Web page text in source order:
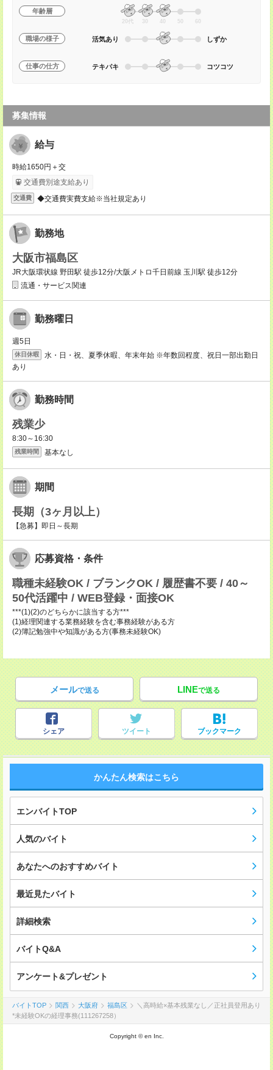
年齢層
20代 30 40 50 60
職場の様子 活気あり しずか
仕事の仕方 テキパキ コツコツ
募集情報
給与
時給1650円＋交
交通費別途支給あり
交通費 ◆交通費実費支給※当社規定あり
勤務地
大阪市福島区
JR大阪環状線 野田駅 徒歩12分/大阪メトロ千日前線 玉川駅 徒歩12分
流通・サービス関連
勤務曜日
週5日
休日休暇
水・日・祝、夏季休暇、年末年始 ※年数回程度、祝日一部出勤日
あり
勤務時間
残業少
8:30～16:30
残業時間 基本なし
期間
長期（3ヶ月以上）
【急募】即日～長期
応募資格・条件
職種未経験OK / ブランクOK / 履歴書不要 / 40～
50代活躍中 / WEB登録・面接OK
***(1)(2)のどちらかに該当する方***
(1)経理関連する業務経験を含む事務経験がある方
(2)簿記勉強中や知識がある方(事務未経験OK)
メールで送る LINEで送る
シェア ツイート ブックマーク
かんたん検索はこちら
エンバイトTOP
人気のバイト
あなたへのおすすめバイト
最近見たバイト
詳細検索
バイトQ&A
アンケート&プレゼント
バイトTOP 関西 大阪府 福島区
＼高時給×基本残業なし／正社員登用あり
*未経験OKの経理事務(111267258）
Copyright © en Inc.